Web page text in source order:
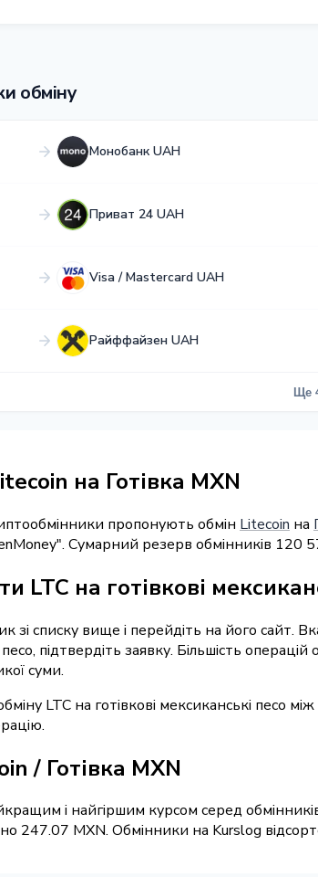
обміну
Монобанк UAH
Приват 24 UAH
Visa / Mastercard UAH
Райффайзен UAH
Ще
на Готівка MXN
пропонують обмін Litecoin на
Сумарний резерв обмінників 120
LTC на готівкові
зі списку вище і перейдіть на його сайт.
підтвердіть заявку. Більшість
суми.
LTC на готівкові мексиканські песо
/ Готівка MXN
і найгіршим курсом серед
247.07 MXN. Обмінники на Kurslog